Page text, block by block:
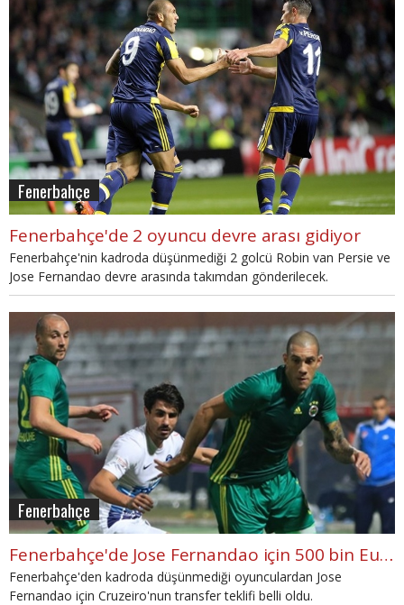
Fenerbahçe
Fenerbahçe'de 2 oyuncu devre arası gidiyor
Fenerbahçe'nin kadroda düşünmediği 2 golcü Robin van Persie ve
Jose Fernandao devre arasında takımdan gönderilecek.
Fenerbahçe
Fenerbahçe'de Jose Fernandao için 500 bin Euro'luk transfer teklifi
Fenerbahçe'den kadroda düşünmediği oyunculardan Jose
Fernandao için Cruzeiro'nun transfer teklifi belli oldu.